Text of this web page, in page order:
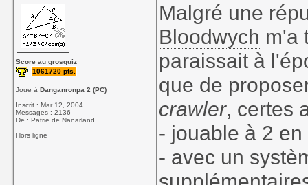
Score au grosquiz
1061720 pts.
Joue àDanganronpa 2 (PC)
Inscrit : Mar 12, 2004
Messages : 2136
De : Patrie de Nanarland
Hors ligne
Malgré une
Bloodwych m'a
paraissait à
que de
crawler, certes
- jouable à 2
- avec un